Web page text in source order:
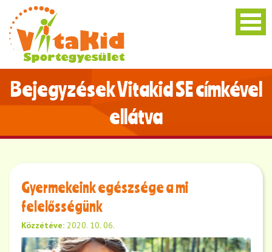
Bejegyzések Vitakid SE címkével
ellátva
Gyermekeink egészsége a mi
felelősségünk
Közzétéve: 2020. 10. 06.